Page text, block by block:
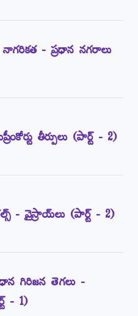
- ప్రధాన నగరాలు
తీర్పులు (పార్ట్‌ - 2)
- వైస్రాయ్‌లు (పార్ట్‌ - 2)
గిరిజన తెగలు -
- 1)